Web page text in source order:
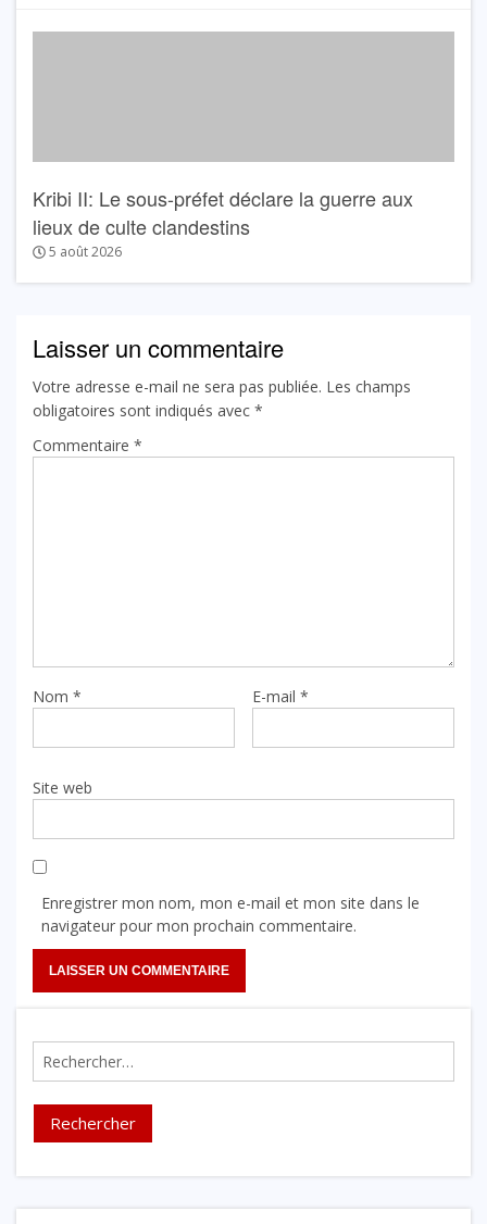
Kribi II: Le sous-préfet déclare la guerre aux
lieux de culte clandestins
5 août 2026
Laisser un commentaire
Votre adresse e-mail ne sera pas publiée. Les champs
obligatoires sont indiqués avec *
Commentaire *
Nom * E-mail *
Site web
Enregistrer mon nom, mon e-mail et mon site dans le
navigateur pour mon prochain commentaire.
Rechercher :